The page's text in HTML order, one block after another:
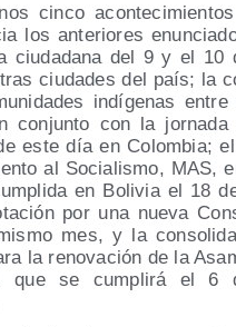
cin­co
los ante­rio­res
ciu­da­da­na del 9 y el 10
ciu­da­des del país; la
indí­ge­nas
con­jun­to con la jor­na­da
este día en Colom­bia;
al Socia­lis­mo, MAS,
en Boli­via el 18
por una nue­va
mes, y la
la reno­va­ción de la
que se cum­pli­rá el 6